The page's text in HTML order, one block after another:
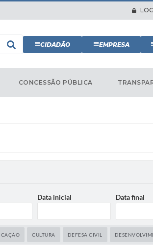
CIDADÃO EMPRESA
CONCESSÃO PÚBLICA
Data inicial Data final
CULTURA DEFESA CIVIL